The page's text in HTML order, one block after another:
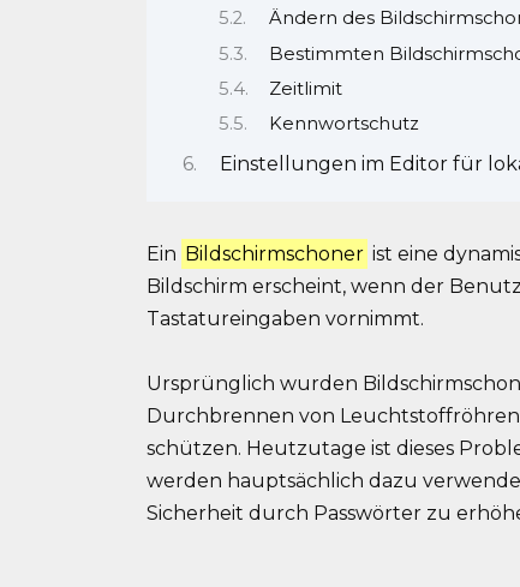
Ändern des
Bestimmten
Zeitlimit
Kennwortschutz
Einstellungen im Editor für
Ein Bildschirmschoner ist eine
Bildschirm erscheint, wenn der
Tastatureingaben vornimmt.
Ursprünglich wurden
Durchbrennen von
schützen. Heutzutage ist dieses
werden hauptsächlich dazu
Sicherheit durch Passwörter zu